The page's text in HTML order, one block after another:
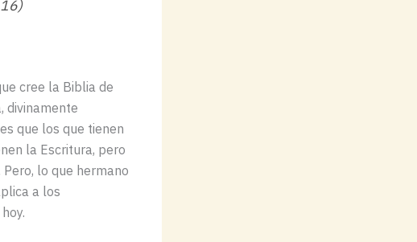
cree la Biblia de
divinamente
que los que tienen
la Escritura, pero
lo que hermano
a los